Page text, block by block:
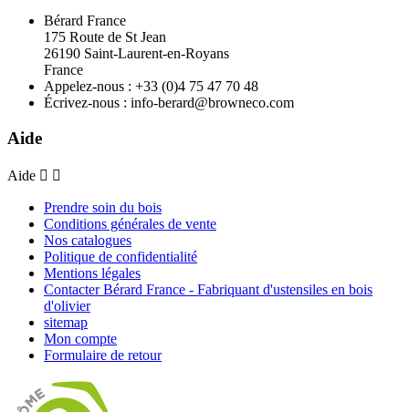
Bérard France
175 Route de St Jean
26190 Saint-Laurent-en-Royans
France
Appelez-nous : +33 (0)4 75 47 70 48
Écrivez-nous : info-berard@browneco.com
Aide
Aide  
Prendre soin du bois
Conditions générales de vente
Nos catalogues
Politique de confidentialité
Mentions légales
Contacter Bérard France - Fabriquant d'ustensiles en bois
d'olivier
sitemap
Mon compte
Formulaire de retour